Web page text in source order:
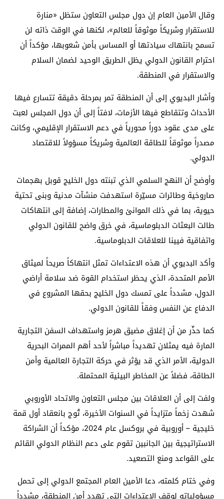
وقال الأمين العام إن دول مجلس التعاون ستظل «منارة
للاستقرار وشريكاً موثوقاً للعالم»، لكنها في الوقت ذاته لن
تسمح بانتهاك سيادتها أو المساس بأمن شعوبها، مؤكداً أن
احترام القانون الدولي يظل الطريق الوحيد لضمان السلام
والاستقرار في المنطقة.
وأشار البديوي إلى أن المنطقة تمر بمرحلة دقيقة تتسارع فيها
الأحداث وتتقاطع فيها الأزمات، لافتاً إلى أن دول المجلس لعبت
على مدى عقود دوراً محورياً في دعم الاستقرار الإقليمي، وكانت
مصدراً موثوقاً للطاقة العالمية وشريكاً مسؤولاً للاقتصاد
الدولي.
وأوضح أن النهج السلمي الذي تبنته دول الخليج قوبل بهجمات
صاروخية وطائرات مسيّرة استهدفت منشآت مدنية وبنى تحتية
حيوية، بما في ذلك الموانئ والمطارات، إضافة إلى انتهاكات
طالت البعثات الدبلوماسية، في خرق واضح للقانون الدولي
واتفاقية فيينا للعلاقات الدبلوماسية.
وأكد البديوي أن هذه الاعتداءات تمثل انتهاكاً صريحاً لميثاق
الأمم المتحدة، الذي يحظر استخدام القوة ضد سلامة أراضي
الدول، مشدداً على تمسك دول الخليج بحقها المشروع في
الدفاع عن النفس وفقاً للقانون الدولي.
كما حذّر من أن إغلاق مضيق هرمزواستهداف السفن التجارية
المارة فيه يمثلان تهديداً مباشراً لأحد أهم الممرات البحرية
الدولية، الأمر الذي قد يؤثر في حركة التجارة العالمية وأمن
الطاقة، فضلاً عن المخاطر البيئية المحتملة.
ولفت إلى أن العلاقات بين مجلس التعاون والاتحاد الأوروبي
شهدت زخماً متزايداً في السنوات الأخيرة، تُوج بانعقاد أول قمة
خليجية – أوروبية في بروكسل
عام 2024، مؤكداً أن الشراكة
الاستراتيجية بين الجانبين تقوم على دعم النظام الدولي القائم
على القواعد ومنع التصعيد.
وفي ختام كلمته، دعا الأمين العام المجتمع الدولي إلى تحمل
مسؤولياته لوقف الاعتداءات التي تهدد أمن المنطقة، مشدداً